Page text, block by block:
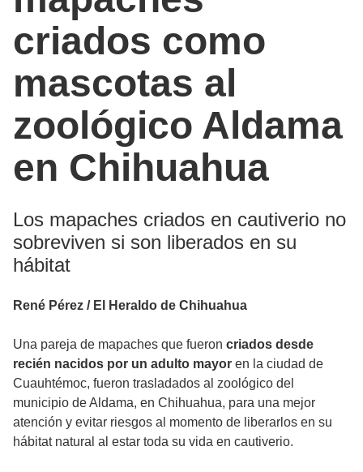
criados como
mascotas al
zoológico Aldama
en Chihuahua
Los mapaches criados en cautiverio no
sobreviven si son liberados en su
hábitat
René Pérez / El Heraldo de Chihuahua
Una pareja de mapaches que fueron criados desde
recién nacidos por un adulto mayor en la ciudad de
Cuauhtémoc, fueron trasladados al zoológico del
municipio de Aldama, en Chihuahua, para una mejor
atención y evitar riesgos al momento de liberarlos en su
hábitat natural al estar toda su vida en cautiverio.